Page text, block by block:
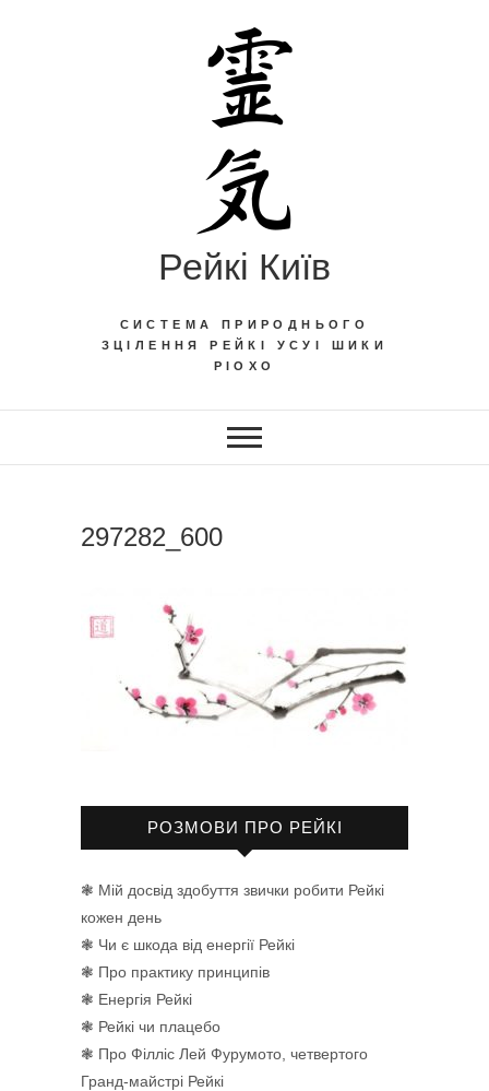
Рейкі Київ
СИСТЕМА ПРИРОДНЬОГО
ЗЦІЛЕННЯ РЕЙКІ УСУІ ШИКИ
РІОХО
297282_600
РОЗМОВИ ПРО РЕЙКІ
❃ Мій досвід здобуття звички робити Рейкі
кожен день
❃ Чи є шкода від енергії Рейкі
❃ Про практику принципів
❃ Енергія Рейкі
❃ Рейкі чи плацебо
❃ Про Філліс Лей Фурумото, четвертого
Гранд-майстрі Рейкі